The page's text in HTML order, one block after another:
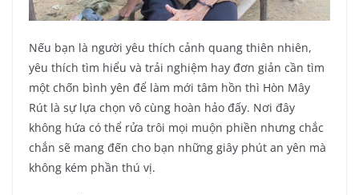
Nếu bạn là người yêu thích cảnh quang thiên nhiên,
yêu thích tìm hiểu và trải nghiệm hay đơn giản cần tìm
một chốn bình yên để làm mới tâm hồn thì Hòn Mây
Rút là sự lựa chọn vô cùng hoàn hảo đấy. Nơi đây
không hứa có thể rửa trôi mọi muộn phiền nhưng chắc
chắn sẽ mang đến cho bạn những giây phút an yên mà
không kém phần thú vị.